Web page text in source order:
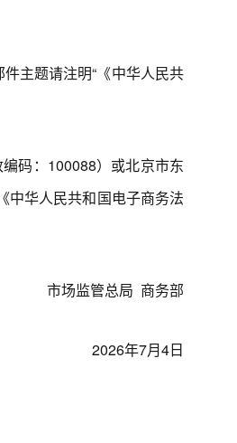
主题请注明“《中华人民共
码：100088）或北京市东
中华人民共和国电子商务法
市场监管总局 商务部
2026年7月4日